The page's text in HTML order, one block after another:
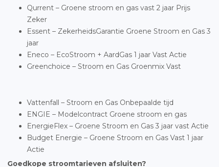
Qurrent – Groene stroom en gas vast 2 jaar Prijs
Zeker
Essent – ZekerheidsGarantie Groene Stroom en Gas 3
jaar
Eneco – EcoStroom + AardGas 1 jaar Vast Actie
Greenchoice – Stroom en Gas Groenmix Vast
Vattenfall – Stroom en Gas Onbepaalde tijd
ENGIE – Modelcontract Groene stroom en gas
EnergieFlex – Groene Stroom en Gas 3 jaar vast Actie
Budget Energie – Groene Stroom en Gas Vast 1 jaar
Actie
Goedkope stroomtarieven afsluiten?